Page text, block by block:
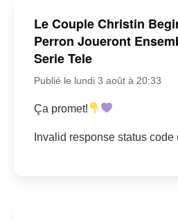
Le Couple Christin
Perron Joueront
Serie Tele
Publié le lundi 3 août à 20:33
Ça promet!
Invalid response status code